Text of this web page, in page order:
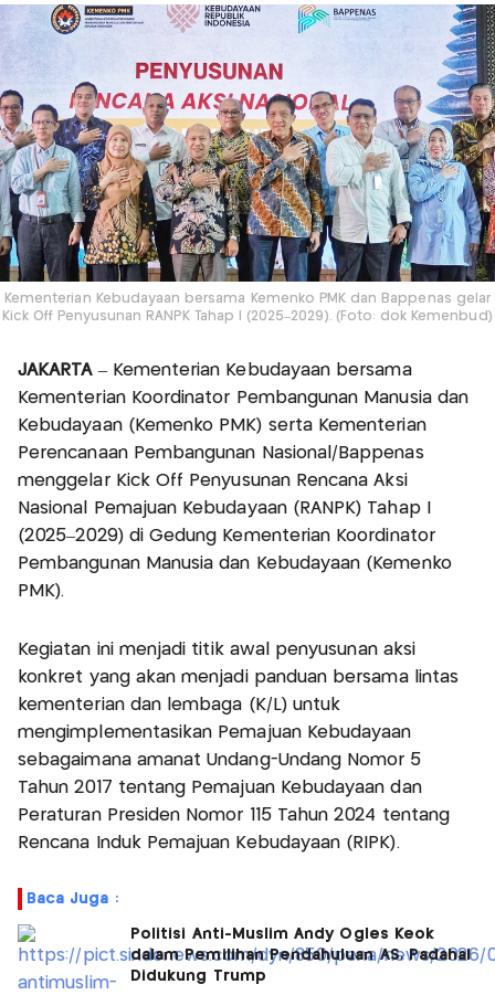
Kementerian Kebudayaan bersama Kemenko PMK dan Bappenas gelar
Kick Off Penyusunan RANPK Tahap I (2025–2029). (Foto: dok Kemenbud)
JAKARTA– Kementerian Kebudayaan bersama
Kementerian Koordinator Pembangunan Manusia dan
Kebudayaan (Kemenko PMK) serta Kementerian
Perencanaan Pembangunan Nasional/Bappenas
menggelar Kick Off Penyusunan Rencana Aksi
Nasional Pemajuan Kebudayaan (RANPK) Tahap I
(2025–2029) di Gedung Kementerian Koordinator
Pembangunan Manusia dan Kebudayaan (Kemenko
PMK).
Kegiatan ini menjadi titik awal penyusunan aksi
konkret yang akan menjadi panduan bersama lintas
kementerian dan lembaga (K/L) untuk
mengimplementasikan Pemajuan Kebudayaan
sebagaimana amanat Undang-Undang Nomor 5
Tahun 2017 tentang Pemajuan Kebudayaan dan
Peraturan Presiden Nomor 115 Tahun 2024 tentang
Rencana Induk Pemajuan Kebudayaan (RIPK).
Baca Juga :
Politisi Anti-Muslim Andy Ogles Keok
dalam Pemilihan Pendahuluan AS, Padahal
Didukung Trump